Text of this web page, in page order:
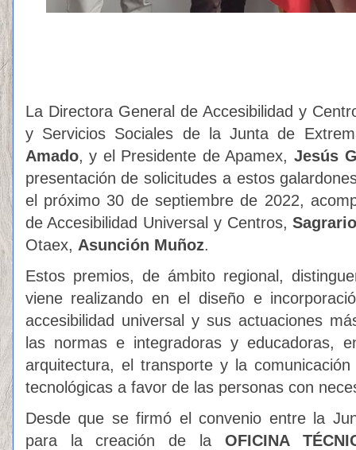
La Directora General de Accesibilidad y
y Servicios Sociales de la Junta de
Amado, y el Presidente de Apamex,Jesús
presentación de solicitudes a estos
el próximo 30 de septiembre de 2022,
de Accesibilidad Universal y Centros,
Otaex, Asunción Muñoz.
Estos premios, de ámbito regional,
viene realizando en el diseño e
accesibilidad universal y sus actuaciones
las normas e integradoras y educadoras,
arquitectura, el transporte y la
tecnológicas a favor de las personas con
Desde que se firmó el convenio entre la
para la creación de la OFICINA